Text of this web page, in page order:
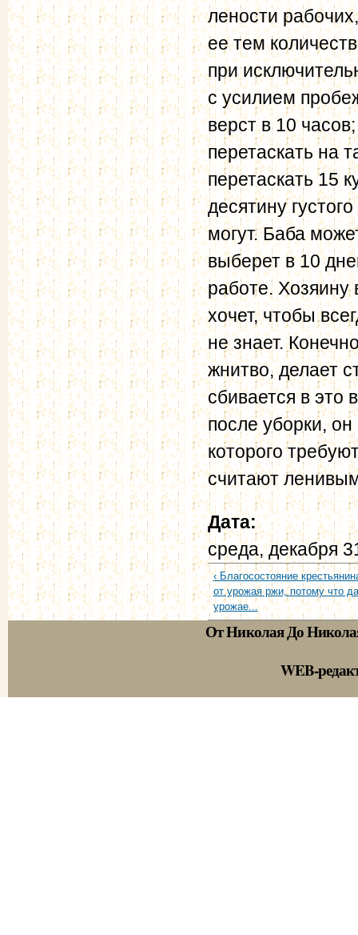
лености
ее тем
при
с усилием
верст в 10
перетаскать на
перетаскать 15
десятину
могут. Баба
выберет в 10
работе. Хозяину
хочет, чтобы
не знает.
жнитво, делает
сбивается в это
после уборки, он
которого
считают
Дата:
среда, декабря
‹ Благосостояние
от урожая ржи, потому что
урожае...
От Николая До
WEB-